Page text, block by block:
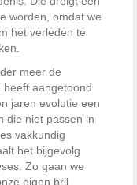
worden, omdat we
het verleden te
meer de
heeft aangetoond
jaren evolutie een
die niet passen in
vakkundig
het bijgevolg
Zo gaan we
eigen bril